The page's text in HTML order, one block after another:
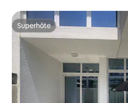
Superhôte
Superhôte